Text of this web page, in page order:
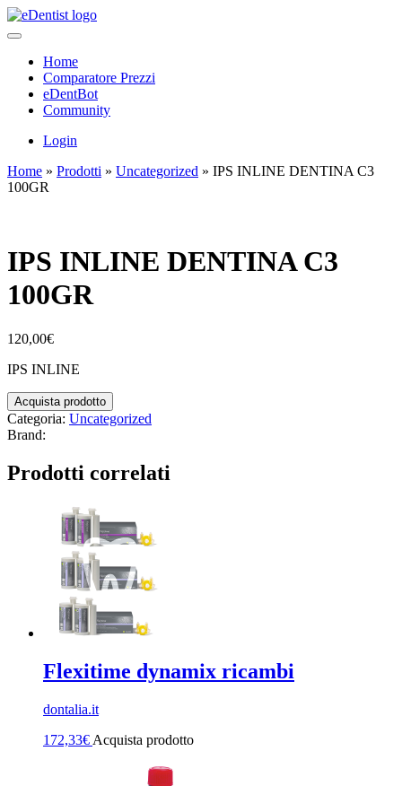
Home
Comparatore Prezzi
eDentBot
Community
Login
Home » Prodotti » Uncategorized » IPS INLINE DENTINA C3
100GR
IPS INLINE DENTINA C3
100GR
120,00€
IPS INLINE
Acquista prodotto
Categoria: Uncategorized
Brand:
Prodotti correlati
Flexitime dynamix ricambi
dontalia.it
172,33€ Acquista prodotto